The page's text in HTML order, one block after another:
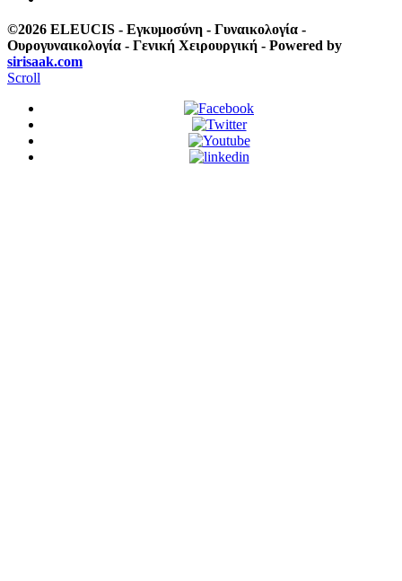
©2026 ELEUCIS - Εγκυμοσύνη - Γυναικολογία -
Ουρογυναικολογία - Γενική Χειρουργική - Powered by
sirisaak.com
Scroll